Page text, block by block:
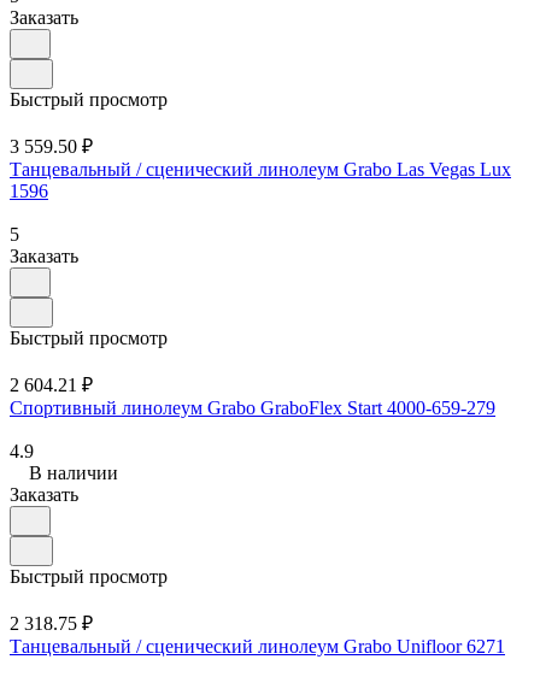
Заказать
Быстрый просмотр
3 559.50 ₽
Танцевальный / сценический линолеум Grabo Las Vegas Lux
1596
5
Заказать
Быстрый просмотр
2 604.21 ₽
Спортивный линолеум Grabo GraboFlex Start 4000-659-279
4.9
В наличии
Заказать
Быстрый просмотр
2 318.75 ₽
Танцевальный / сценический линолеум Grabo Unifloor 6271